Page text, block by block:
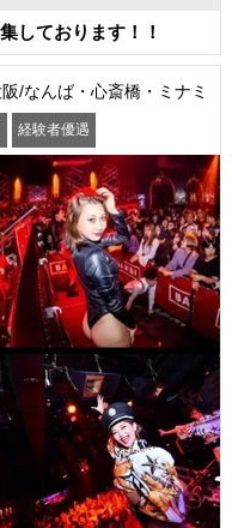
しております！！
阪/なんば・心斎橋・ミナミ
経験者優遇
り